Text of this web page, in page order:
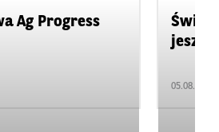
Ag Progress
Świat:
05.08.2026